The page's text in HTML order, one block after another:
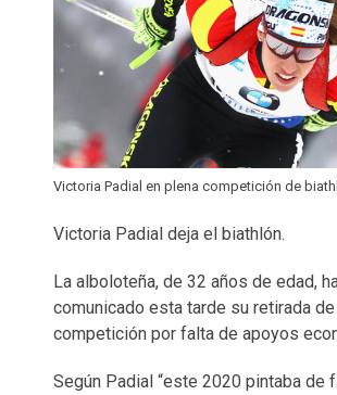
Victoria Padial en plena competición de
Victoria Padial deja el biathlón.
La alboloteña, de 32 años de edad,
comunicado esta tarde su retirada
competición por falta de apoyos
Según Padial “este 2020 pintaba de